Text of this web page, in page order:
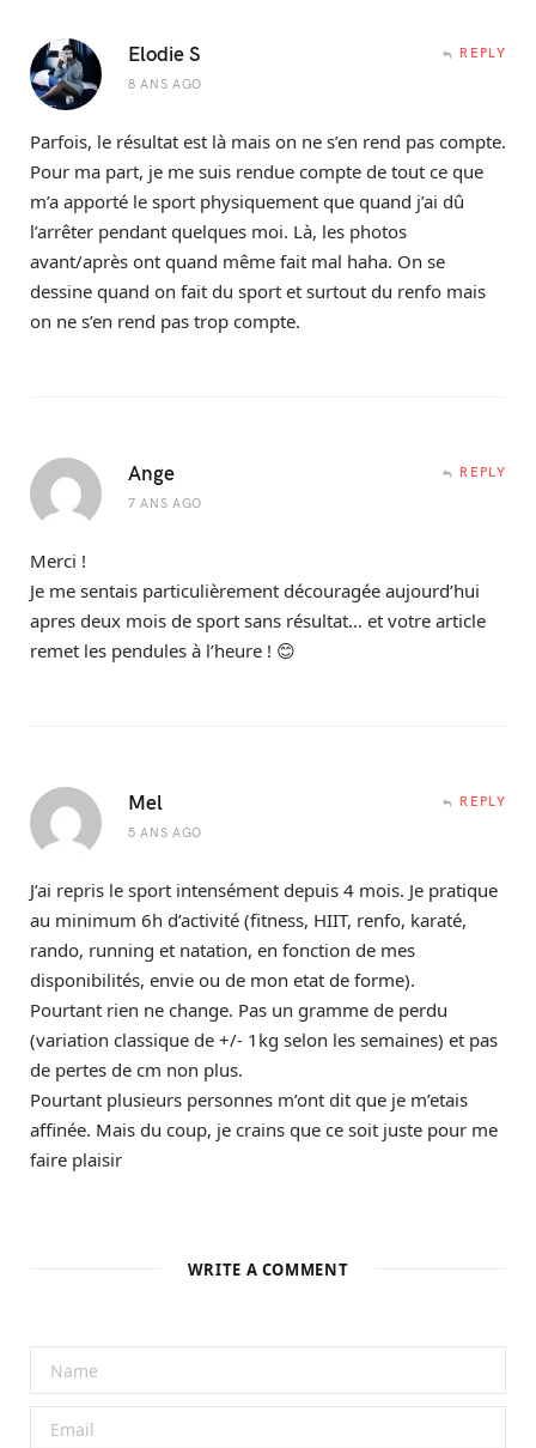
Elodie S
8 ANS AGO
REPLY
Parfois, le résultat est là mais on ne s’en rend pas compte.
Pour ma part, je me suis rendue compte de tout ce que
m’a apporté le sport physiquement que quand j’ai dû
l’arrêter pendant quelques moi. Là, les photos
avant/après ont quand même fait mal haha. On se
dessine quand on fait du sport et surtout du renfo mais
on ne s’en rend pas trop compte.
Ange
7 ANS AGO
REPLY
Merci !
Je me sentais particulièrement découragée aujourd’hui
apres deux mois de sport sans résultat… et votre article
remet les pendules à l’heure ! 😊
Mel
5 ANS AGO
REPLY
J’ai repris le sport intensément depuis 4 mois. Je pratique
au minimum 6h d’activité (fitness, HIIT, renfo, karaté,
rando, running et natation, en fonction de mes
disponibilités, envie ou de mon etat de forme).
Pourtant rien ne change. Pas un gramme de perdu
(variation classique de +/- 1kg selon les semaines) et pas
de pertes de cm non plus.
Pourtant plusieurs personnes m’ont dit que je m’etais
affinée. Mais du coup, je crains que ce soit juste pour me
faire plaisir
WRITE A COMMENT